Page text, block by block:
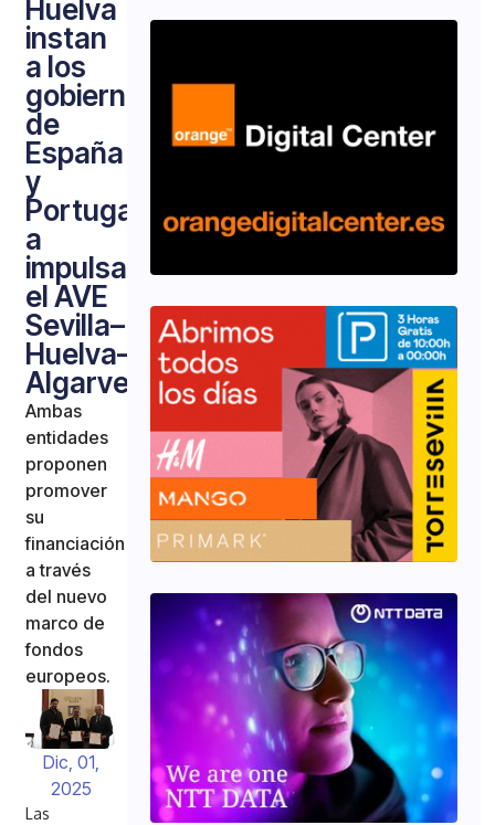
Huelva
instan
a los
gobiernos
de
España
y
Portugal
a
impulsar
el AVE
Sevilla–
Huelva–
Algarve
Ambas
entidades
proponen
promover
su
financiación
a través
del nuevo
marco de
fondos
europeos.
Dic, 01,
2025
Las